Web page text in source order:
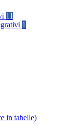
11
1
in tabelle)